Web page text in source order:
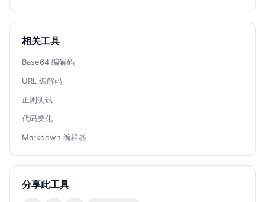
相关工具
Base64 编解码
URL 编解码
正则测试
代码美化
Markdown 编辑器
分享此工具